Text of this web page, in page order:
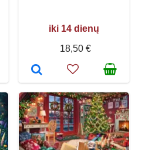
iki 14 dienų
18,50 €